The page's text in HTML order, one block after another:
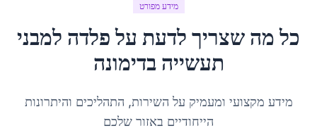
מידע מפורט
כל מה שצריך לדעת עלפלדה למבני
תעשייה בדימונה
מידע מקצועי ומעמיק על השירות, התהליכים והיתרונות
הייחודיים באזור שלכם